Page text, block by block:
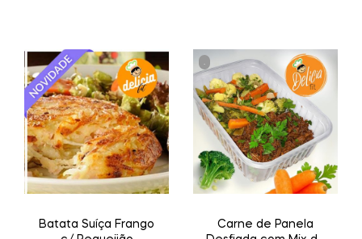
Batata Suíça Frango
.
Carne de Panela